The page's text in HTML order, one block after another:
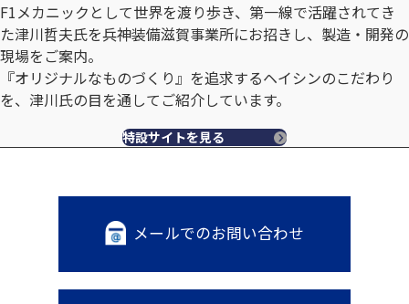
F1メカニックとして世界を渡り歩き、第一線で活躍されてき
た津川哲夫氏を兵神装備滋賀事業所にお招きし、製造・開発の
現場をご案内。
『オリジナルなものづくり』を追求するヘイシンのこだわり
を、津川氏の目を通してご紹介しています。
特設サイトを見る
メールでのお問い合わせ